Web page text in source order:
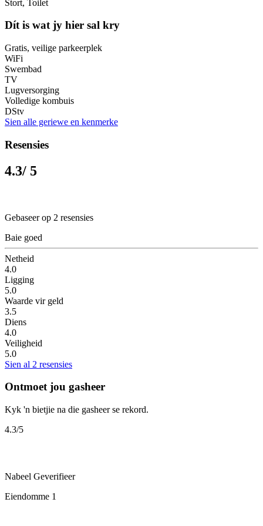
Stort, Toilet
Dít is wat jy hier sal kry
Gratis, veilige parkeerplek
WiFi
Swembad
TV
Lugversorging
Volledige kombuis
DStv
Sien alle geriewe en kenmerke
Resensies
4.3/ 5
Gebaseer op 2 resensies
Baie goed
Netheid
4.0
Ligging
5.0
Waarde vir geld
3.5
Diens
4.0
Veiligheid
5.0
Sien al 2 resensies
Ontmoet jou gasheer
Kyk 'n bietjie na die gasheer se rekord.
4.3/5
Nabeel Geverifieer
Eiendomme 1